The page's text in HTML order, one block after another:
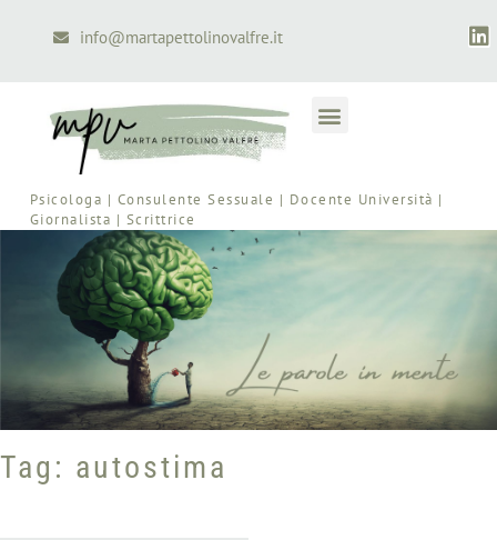
info@martapettolinovalfre.it
Psicologa | Consulente Sessuale | Docente Università |
Giornalista | Scrittrice
Tag: autostima